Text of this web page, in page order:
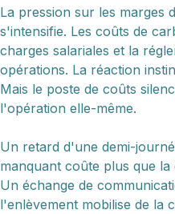
La pression sur les marges
s'intensifie. Les coûts de
charges salariales et la
opérations. La réaction
Mais le poste de coûts
l'opération elle-même.
Un retard d'une demi-
manquant coûte plus que
Un échange de
l'enlèvement mobilise de la